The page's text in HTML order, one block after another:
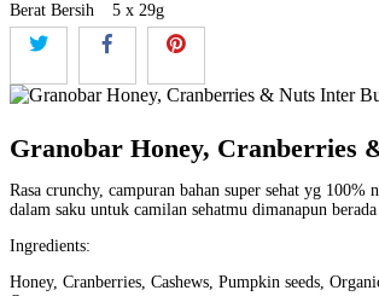
Berat Bersih
5 x 29g
Granobar Honey, Cranberries
Rasa crunchy, campuran bahan super sehat yg 100%
dalam saku untuk camilan sehatmu dimanapun berada
Ingredients:
Honey, Cranberries, Cashews, Pumpkin seeds,